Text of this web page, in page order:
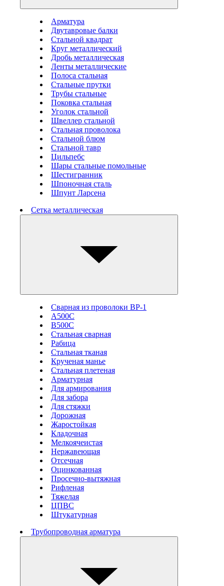
Арматура
Двутавровые балки
Стальной квадрат
Круг металлический
Дробь металлическая
Ленты металлические
Полоса стальная
Стальные прутки
Трубы стальные
Поковка стальная
Уголок стальной
Швеллер стальной
Стальная проволока
Стальной блюм
Стальной тавр
Цильпебс
Шары стальные помольные
Шестигранник
Шпоночная сталь
Шпунт Ларсена
Сетка металлическая
Сварная из проволоки ВР-1
А500С
В500С
Стальная сварная
Рабица
Стальная тканая
Крученая манье
Стальная плетеная
Арматурная
Для армирования
Для забора
Для стяжки
Дорожная
Жаростойкая
Кладочная
Мелкоячеистая
Нержавеющая
Отсечная
Оцинкованная
Просечно-вытяжная
Рифленая
Тяжелая
ЦПВС
Штукатурная
Трубопроводная арматура